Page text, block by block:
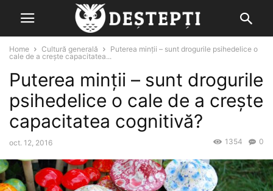
Home Cultură generală
Puterea minții – sunt drogurile psihedelice o
cale de a crește capacitatea...
Puterea minții – sunt drogurile
psihedelice o cale de a crește
capacitatea cognitivă?
oct. 12, 2016 0
1354